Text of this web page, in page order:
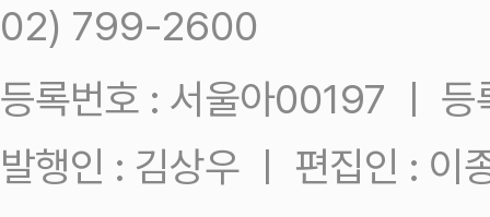
02) 799-2600
등록번호 : 서울아00197 ㅣ
발행인 : 김상우 ㅣ 편집인 : 이